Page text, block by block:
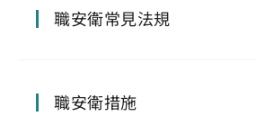
職安衛常見法規
職安衛措施